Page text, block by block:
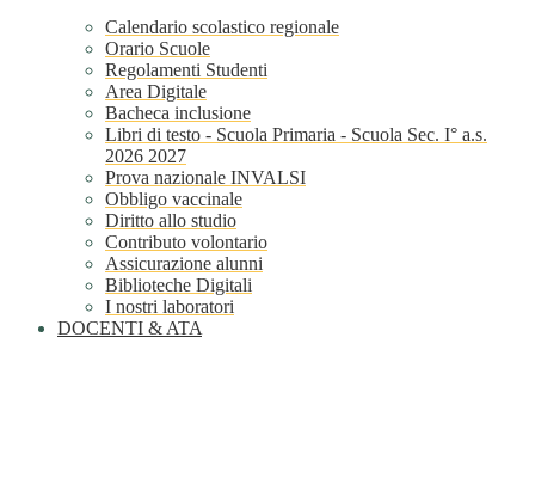
Calendario scolastico regionale
Orario Scuole
Regolamenti Studenti
Area Digitale
Bacheca inclusione
Libri di testo - Scuola Primaria - Scuola Sec. I° a.s.
2026 2027
Prova nazionale INVALSI
Obbligo vaccinale
Diritto allo studio
Contributo volontario
Assicurazione alunni
Biblioteche Digitali
I nostri laboratori
DOCENTI & ATA